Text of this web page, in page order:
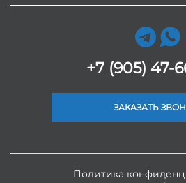
+7 (905) 47-
ЗАКАЗАТЬ
Политика